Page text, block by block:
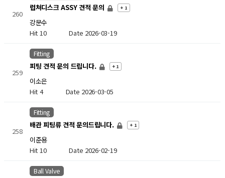
260
럽쳐디스크 ASSY 견적 문의 + 1
강문수
Hit 10Date 2026-03-19
259
Fitting
피팅 견적 문의 드립니다. + 1
이소은
Hit 4 Date 2026-03-05
258
Fitting
배관 피팅류 견적 문의드립니다. + 1
이준용
Hit 10Date 2026-02-19
Ball Valve